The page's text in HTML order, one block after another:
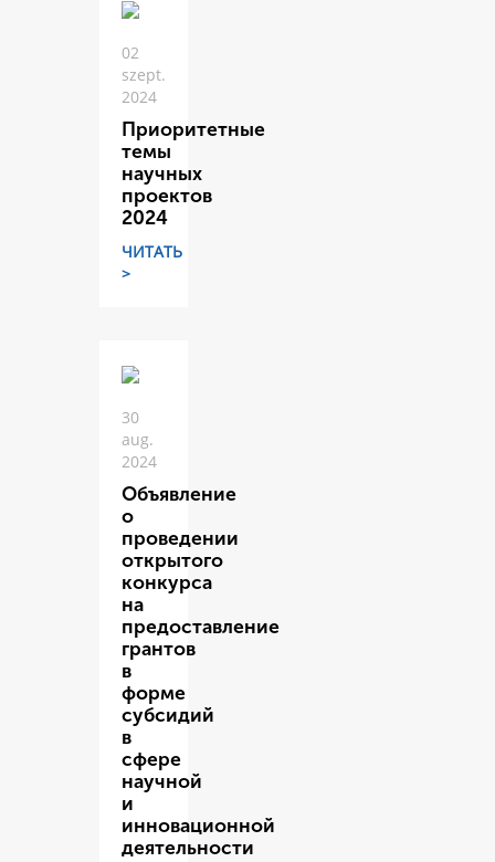
02
szept.
2024
Приоритетные
темы
научных
проектов
2024
ЧИТАТЬ
>
30
aug.
2024
Объявление
о
проведении
открытого
конкурса
на
предоставление
грантов
в
форме
субсидий
в
сфере
научной
и
инновационной
деятельности